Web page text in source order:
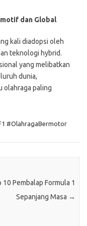
dan Global
kali diadopsi oleh
teknologi hybrid.
yang melibatkan
dunia,
olahraga paling
#OlahragaBermotor
10 Pembalap Formula 1
Sepanjang Masa →